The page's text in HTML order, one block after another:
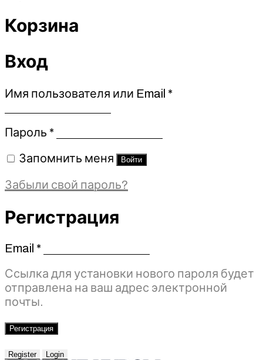
Корзина
Вход
Имя пользователя или Email *Обязательно
Пароль *Обязательно
Запомнить меня Войти
Забыли свой пароль?
Регистрация
Email *Обязательно
Ссылка для установки нового пароля будет
отправлена ​​на ваш адрес электронной
почты.
Регистрация
Register Login